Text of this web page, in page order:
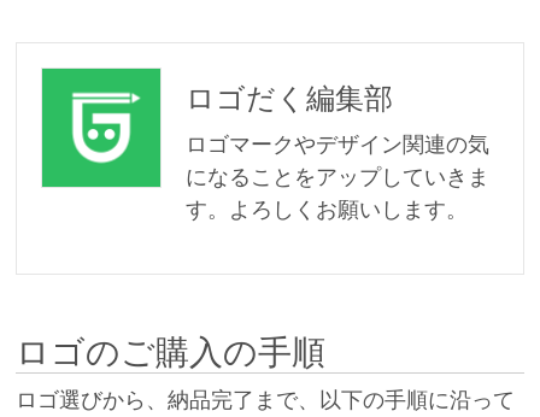
ロゴだく編集部
ロゴマークやデザイン関連の気
になることをアップしていきま
す。よろしくお願いします。
ロゴのご購入の手順
ロゴ選びから、納品完了まで、以下の手順に沿って